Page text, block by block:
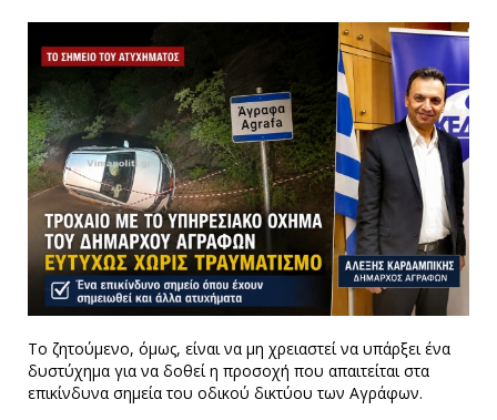
Το ζητούμενο, όμως, είναι να μη χρειαστεί να υπάρξει ένα
δυστύχημα για να δοθεί η προσοχή που απαιτείται στα
επικίνδυνα σημεία του οδικού δικτύου των Αγράφων.